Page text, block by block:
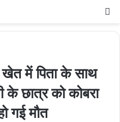
में पिता के साथ
के छात्र को कोबरा
गई मौत